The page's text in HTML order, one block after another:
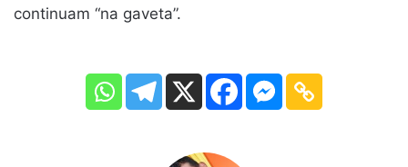
continuam “na gaveta”.